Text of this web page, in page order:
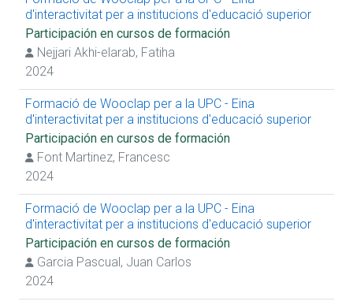
d'interactivitat per a institucions d'educació superior
Participación en cursos de formación
Nejjari Akhi-elarab, Fatiha
2024
Formació de Wooclap per a la UPC - Eina
d'interactivitat per a institucions d'educació superior
Participación en cursos de formación
Font Martinez, Francesc
2024
Formació de Wooclap per a la UPC - Eina
d'interactivitat per a institucions d'educació superior
Participación en cursos de formación
Garcia Pascual, Juan Carlos
2024